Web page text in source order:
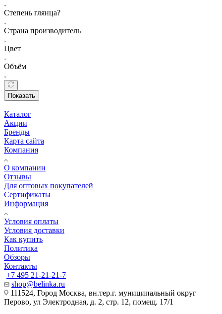
Степень глянца?
Страна производитель
Цвет
Объём
Показать
Каталог
Акции
Бренды
Карта сайта
Компания
О компании
Отзывы
Для оптовых покупателей
Сертификаты
Информация
Условия оплаты
Условия доставки
Как купить
Политика
Обзоры
Контакты
+7 495 21-21-21-7
shop@belinka.ru
111524, Город Москва, вн.тер.г. муниципальный округ
Перово, ул Электродная, д. 2, стр. 12, помещ. 17/1